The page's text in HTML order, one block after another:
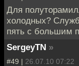
Для
холодных?
пять с большим
SergeyTN »
#49 | 26.07.10 07:22